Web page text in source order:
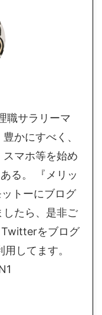
職サラリーマ
かにすべく、
マホ等を始め
る。 『メリッ
トーにブログ
したら、是非ご
Twitterをブログ
してます。